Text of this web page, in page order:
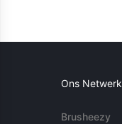
Ons Netwerk
Brusheezy